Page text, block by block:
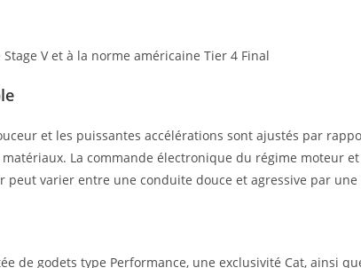
V et à la norme américaine Tier 4 Final
et les puissantes accélérations sont ajustés par
La commande électronique du régime moteur
peut varier entre une conduite douce et agressive par
de godets type Performance, une exclusivité Cat, ainsi